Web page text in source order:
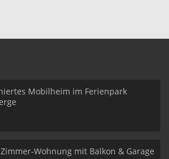
Mobilheim im Ferienpark
Wohnung mit Balkon & Garage